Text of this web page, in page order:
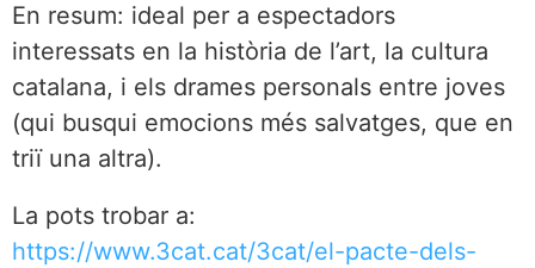
En resum: ideal per a espectadors
interessats en la història de l’art, la cultura
catalana, i els drames personals entre joves
(qui busqui emocions més salvatges, que en
triï una altra).
La pots trobar a:
https://www.3cat.cat/3cat/el-pacte-dels-